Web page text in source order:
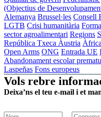
(Objectius de
Alemanya Brussel·les Consell
LGTB Crisi humanitària
sector agroalimentari Regions
República Txeca Àustria Àfrica
Open Arms ONG Entrada UE
Abandonament escolar
Laspeñas Fons europeus
Vols rebre
Deixa’ns el teu e-mail i et